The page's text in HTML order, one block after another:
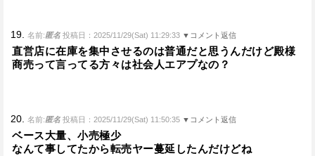
19. 名前:匿名 投稿日：2025/11/29(Sat) 11:29:33 ▼コメント返信
直営店に在庫を集中させるのは普通だと思うんだけど殿様
商売って言ってる方々は社会人エアプなの？
20. 名前:匿名 投稿日：2025/11/29(Sat) 11:50:35 ▼コメント返信
ベース大量、小売極少
なんて事してたから転売ヤー蔓延したんだけどね